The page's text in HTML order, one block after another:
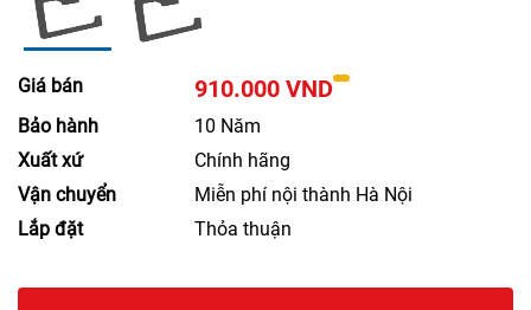
Giá bán 910.000 VND
Bảo hành
10 Năm
Xuất xứ
Chính hãng
Vận chuyển
Miễn phí nội thành Hà Nội
Lắp đặt
Thỏa thuận